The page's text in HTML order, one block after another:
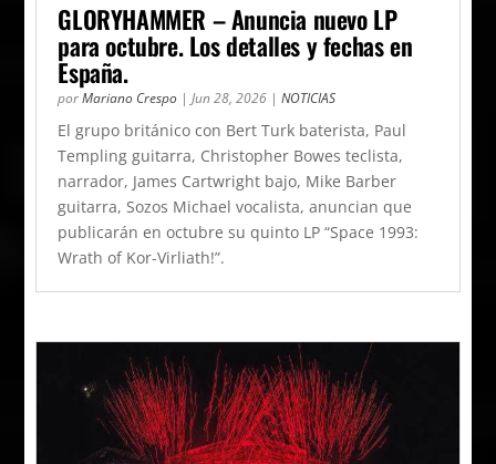
GLORYHAMMER – Anuncia nuevo LP
para octubre. Los detalles y fechas en
España.
porMariano Crespo |Jun 28, 2026 |NOTICIAS
El grupo británico con Bert Turk baterista, Paul
Templing guitarra, Christopher Bowes teclista,
narrador, James Cartwright bajo, Mike Barber
guitarra, Sozos Michael vocalista, anuncian que
publicarán en octubre su quinto LP “Space 1993:
Wrath of Kor-Virliath!”.